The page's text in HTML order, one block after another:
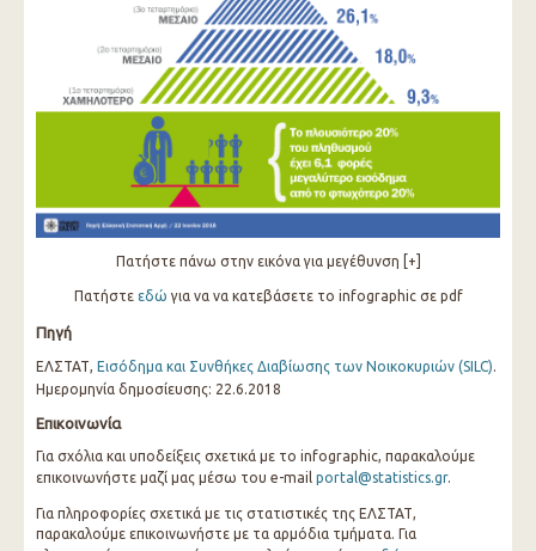
Πατήστε πάνω στην εικόνα για μεγέθυνση [+]
Πατήστε εδώ για να να κατεβάσετε το infographic σε pdf
Πηγή
ΕΛΣΤΑΤ, Εισόδημα και Συνθήκες Διαβίωσης των Νοικοκυριών (SILC).
Ημερομηνία δημοσίευσης: 22.6.2018
Επικοινωνία
Για σχόλια και υποδείξεις σχετικά με το infographic, παρακαλούμε
επικοινωνήστε μαζί μας μέσω του e-mail portal@statistics.gr.
Για πληροφορίες σχετικά με τις στατιστικές της ΕΛΣΤΑΤ,
παρακαλούμε επικοινωνήστε με τα αρμόδια τμήματα. Για